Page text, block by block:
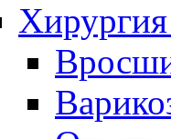
Хирургия